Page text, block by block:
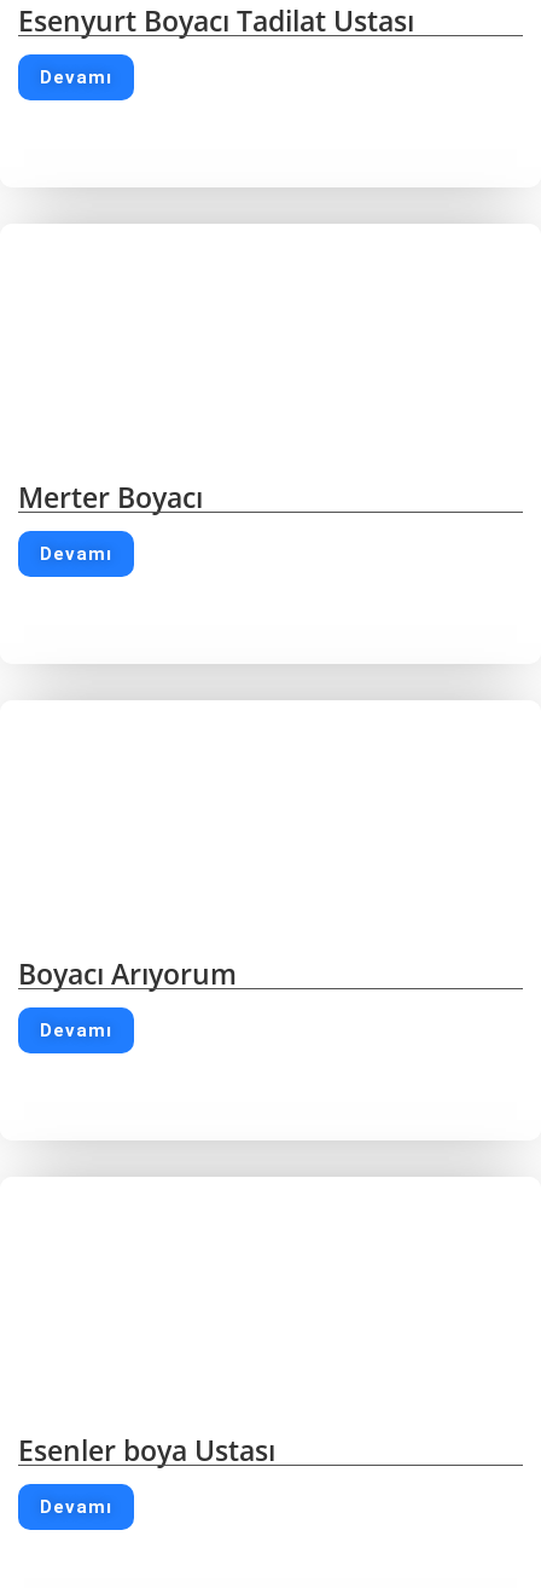
Esenyurt Boyacı Tadilat Ustası
Devamı
Merter Boyacı
Devamı
Boyacı Arıyorum
Devamı
Esenler boya Ustası
Devamı